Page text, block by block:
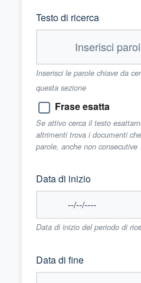
Testo di ricerca
Inserisci le parole chiave da
questa sezione
Frase esatta
Se attivo cerca il testo
altrimenti trova i documenti
parole, anche non consecutive
Data di inizio
Data di inizio del periodo di
Data di fine